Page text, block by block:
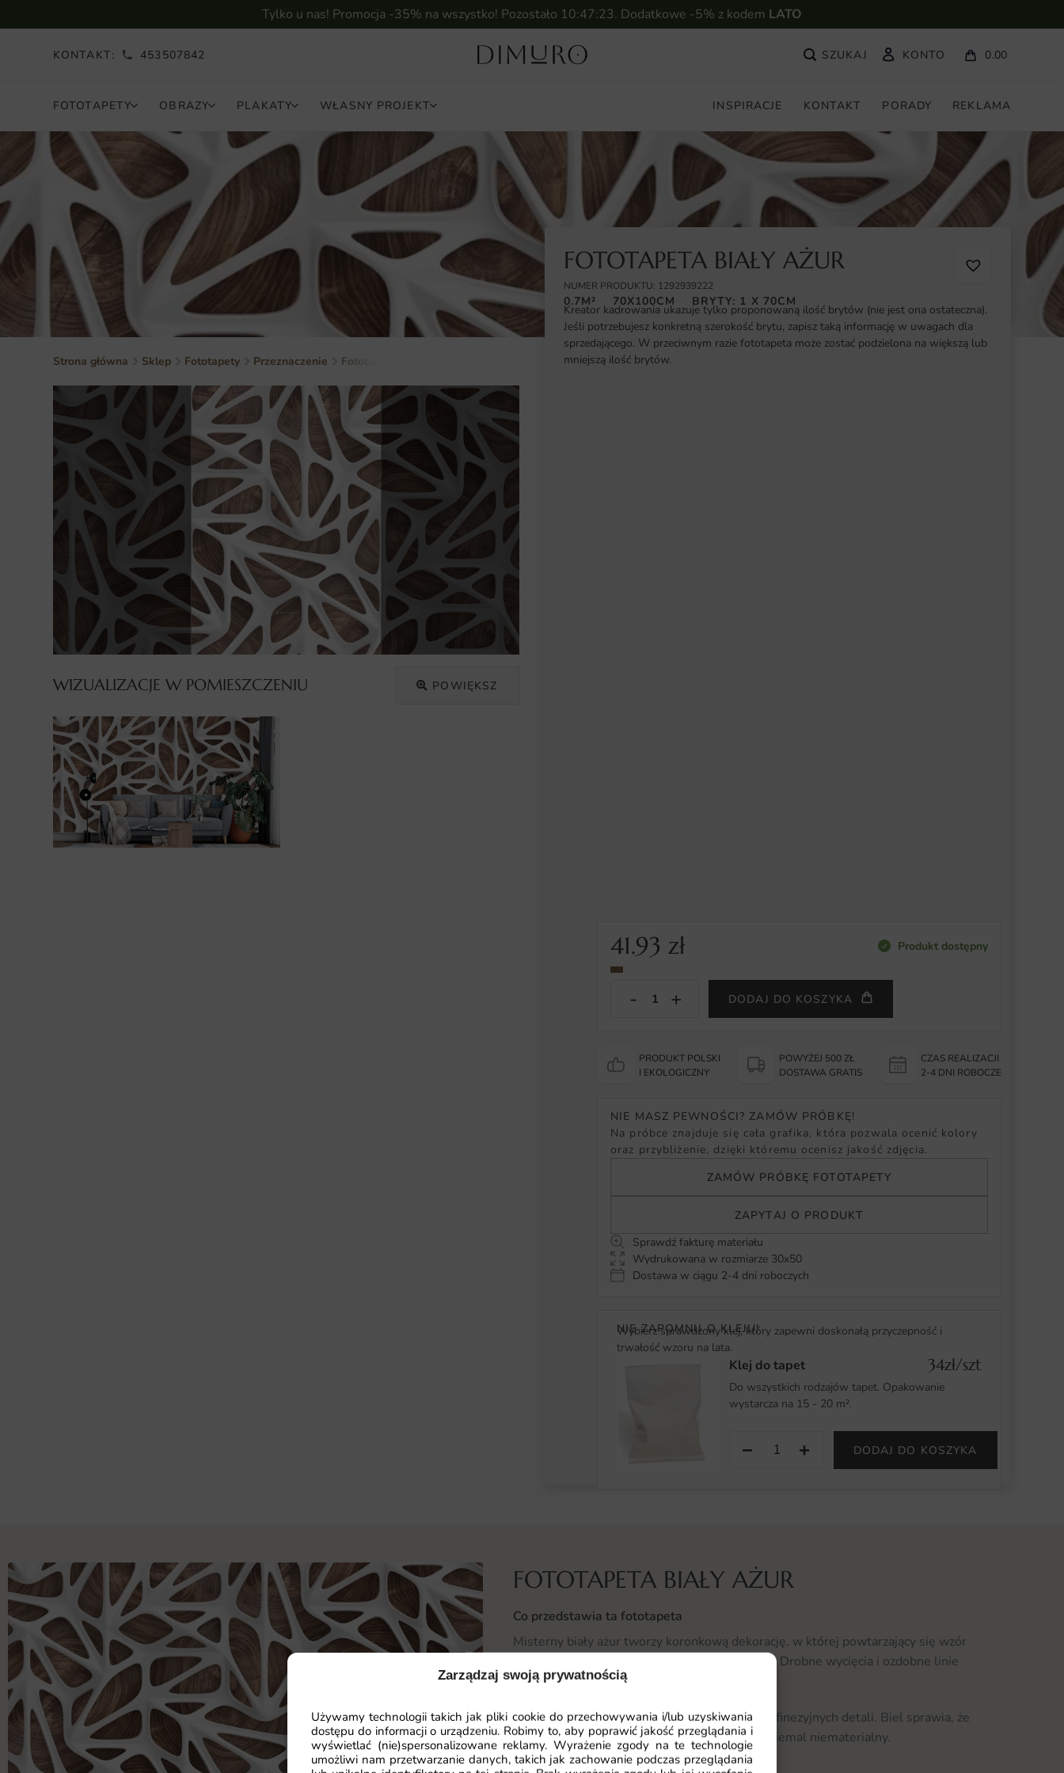
Zarządzaj swoją prywatnością
Używamy technologii takich jak pliki cookie do przechowywania i/lub uzyskiwania
dostępu do informacji o urządzeniu. Robimy to, aby poprawić jakość przeglądania i
wyświetlać (nie)spersonalizowane reklamy. Wyrażenie zgody na te technologie
umożliwi nam przetwarzanie danych, takich jak zachowanie podczas przeglądania
Tylko u nas! Promocja -35% na wszystko! Pozostało 10:47:22. Dodatkowe -5% z kodem LATO
KONTAKT: 453507842 KONTO 0.00
FOTOTAPETY OBRAZY PLAKATY WŁASNY PROJEKT INSPIRACJE KONTAKT PORADY REKLAMA
Strona główna Sklep Fototapety Przeznaczenie Fototapety do salonu Fototapeta Biały Ażur
WIZUALIZACJE W POMIESZCZENIU POWIĘKSZ
FOTOTAPETA BIAŁY AŻUR
NUMER PRODUKTU: 1292939222
0.7M² 70X100CM BRYTY: 1 X 70CM
Kreator kadrowania ukazuje tylko proponowaną ilość brytów (nie jest ona ostateczna).
Jeśli potrzebujesz konkretną szerokość brytu, zapisz taką informację w uwagach dla
sprzedającego. W przeciwnym razie fototapeta może zostać podzielona na większą lub
mniejszą ilość brytów.
41.93zł Produkt dostępny
DODAJ DO KOSZYKA
PRODUKT POLSKI
I EKOLOGICZNY
POWYŻEJ 500 ZŁ
DOSTAWA GRATIS
CZAS REALIZACJI
2-4 DNI ROBOCZE
NIE MASZ PEWNOŚCI? ZAMÓW PRÓBKĘ!
Na próbce znajduje się cała grafika, która pozwala ocenić kolory
oraz przybliżenie, dzięki któremu ocenisz jakość zdjęcia.
ZAMÓW PRÓBKĘ FOTOTAPETY
ZAPYTAJ O PRODUKT
Sprawdź fakturę materiału
Wydrukowana w rozmiarze 30x50
Dostawa w ciągu 2-4 dni roboczych
NIE ZAPOMNIJ O KLEJU!
Wybierz sprawdzony klej, który zapewni doskonałą przyczepność i
trwałość wzoru na lata.
Klej do tapet 34zł/szt
Do wszystkich rodzajów tapet. Opakowanie
wystarcza na 15 - 20 m².
− + DODAJ DO KOSZYKA
FOTOTAPETA BIAŁY AŻUR
Co przedstawia ta fototapeta
Misterny biały ażur tworzy koronkową dekorację, w której powtarzający się wzór
budzi skojarzenia z secesyjną sztuką użytkową. Drobne wycięcia i ozdobne linie
nadają ścianie nieoczywisty, dekoracyjny rys.
To motyw dla wielbicieli klasycznej elegancji i finezyjnych detali. Biel sprawia, że
wnętrze zyskuje na lekkości, a wzór staje się niemal niematerialny.